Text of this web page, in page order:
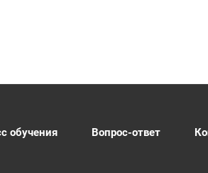
обучения Вопрос-ответ